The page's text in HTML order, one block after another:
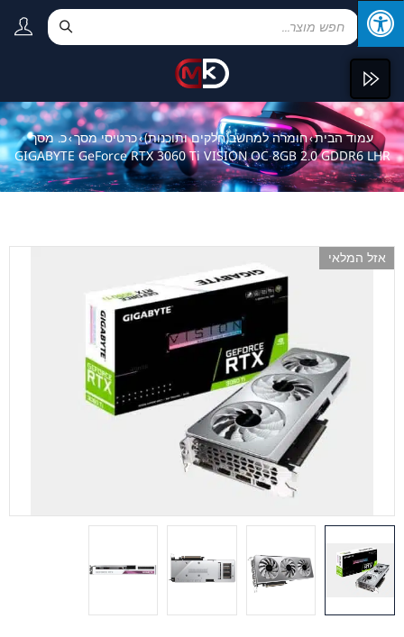
עמוד הבית›חומרה למחשב(חלקים ותוכנות)›כרטיסי מסך›כ. מסך
GIGABYTE GeForce RTX 3060 Ti VISION OC 8GB 2.0 GDDR6 LHR
אזל המלאי